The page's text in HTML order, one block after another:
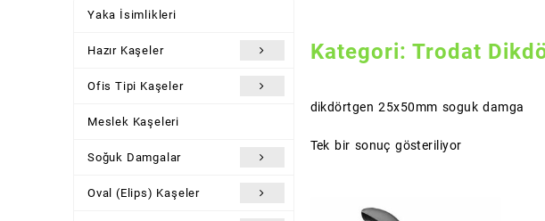
Yaka İsimlikleri
Hazır Kaşeler
Ofis Tipi Kaşeler
Meslek Kaşeleri
Soğuk Damgalar
Oval (Elips) Kaşeler
Kategori: Trodat
dikdörtgen 25x50mm soguk damga
Tek bir sonuç gösteriliyor